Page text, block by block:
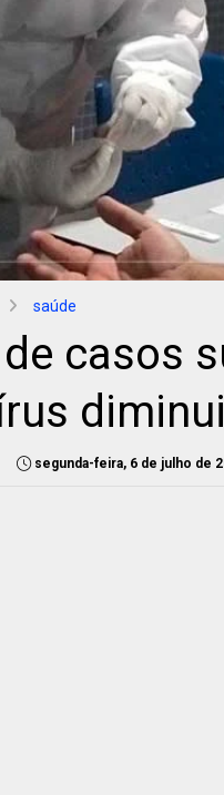
saúde
casos
diminui
segunda-feira, 6 de julho de